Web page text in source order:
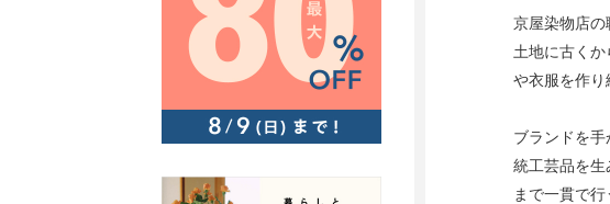
京屋染物店
土地に古く
や衣服を作り
ブランドを
統工芸品を
まで一貫で